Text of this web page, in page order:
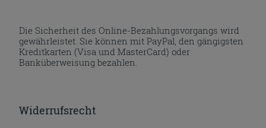
Die Sicherheit des Online-Bezahlungsvorgangs wird
gewährleistet. Sie können mit PayPal, den gängigsten
Kreditkarten (Visa und MasterCard) oder
Banküberweisung bezahlen.
Widerrufsrecht